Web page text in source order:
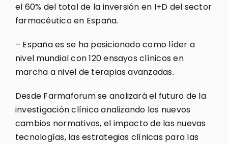
el 60% del total de la inversión en I+D del sector
farmacéutico en España.
– España es se ha posicionado como líder a
nivel mundial con 120 ensayos clínicos en
marcha a nivel de terapias avanzadas.
Desde Farmaforum se analizará el futuro de la
investigación clínica analizando los nuevos
cambios normativos, el impacto de las nuevas
tecnologías, las estrategias clínicas para las